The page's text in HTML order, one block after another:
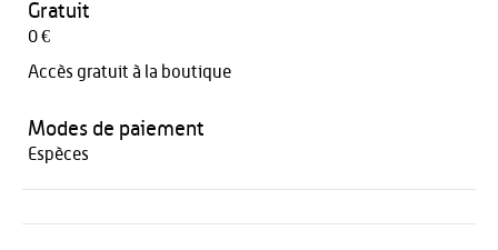
Gratuit
0 €
Accès gratuit à la boutique
Modes de paiement
Espèces